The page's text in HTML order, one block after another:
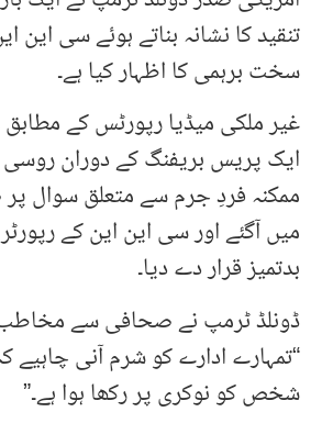
تنقید کا نشانہ بناتے ہوئے سی
سخت برہمی کا اظہار کیا ہے۔
غیر ملکی میڈیا رپورٹس کے
ایک پریس بریفنگ کے دوران
ممکنہ فردِ جرم سے متعلق سوال
میں آگئے اور سی این این کے
بدتمیز قرار دے دیا۔
ڈونلڈ ٹرمپ نے صحافی سے مخاطب
“تمہارے ادارے کو شرم آنی
شخص کو نوکری پر رکھا ہوا ہے۔”